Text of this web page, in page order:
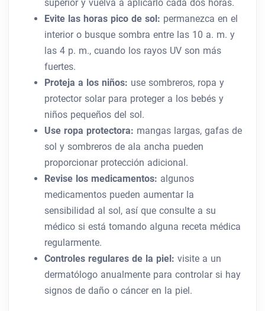
superior y vuelva a aplicarlo cada dos horas.
Evite las horas pico de sol: permanezca en el
interior o busque sombra entre las 10 a. m. y
las 4 p. m., cuando los rayos UV son más
fuertes.
Proteja a los niños: use sombreros, ropa y
protector solar para proteger a los bebés y
niños pequeños del sol.
Use ropa protectora: mangas largas, gafas de
sol y sombreros de ala ancha pueden
proporcionar protección adicional.
Revise los medicamentos: algunos
medicamentos pueden aumentar la
sensibilidad al sol, así que consulte a su
médico si está tomando alguna receta médica
regularmente.
Controles regulares de la piel: visite a un
dermatólogo anualmente para controlar si hay
signos de daño o cáncer en la piel.